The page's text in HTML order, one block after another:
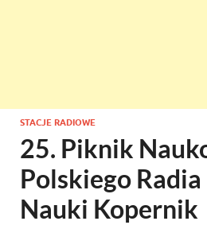
STACJE RADIOWE
25. Piknik
Polskiego
Nauki Kopernik